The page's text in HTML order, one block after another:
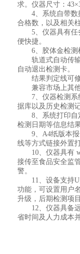
求。仪器尺寸：
4、系统自带数据
合格数，以及相关
5、仪器具有任务
便快捷。
6、胶体金检测
轨道式自动传输
自动退出检测卡。
结果判定线可修
兼容市场上其他
7、仪器检测系统
据库以及历史检测
8、系统打印自定
检测日期等信息结
9、A4纸版本报
线等方式链接外置
10、仪器具有
接传至食品安全监
警。
11、设备支持U
功能，可设置用户
升级，后期检测项
12、仪器具备远
省时间及人力成本